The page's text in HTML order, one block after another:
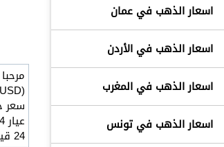
اسعار الذهب في عمان
اسعار الذهب في الأردن
اسعار الذهب في المغرب
اسعار الذهب في تونس
24 قيراط 1671.85 ريال عماني